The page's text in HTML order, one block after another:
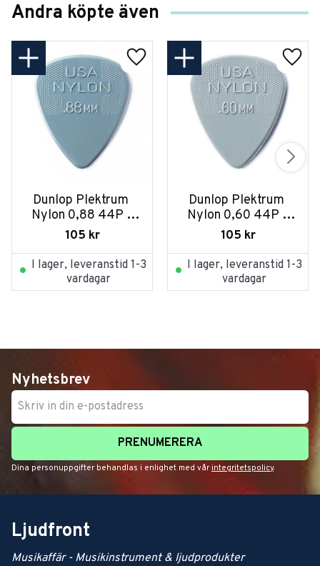
Andra köpte även
Dunlop Plektrum
Nylon 0,88 44P -
12/PLYPK
105 kr
I lager, leveranstid 1-3
vardagar
Dunlop Plektrum
Nylon 0,60 44P -
12/PLYPK
105 kr
I lager, leveranstid 1-3
vardagar
Nyhetsbrev
PRENUMERERA
Dina personuppgifter behandlas i enlighet med vår integritetspolicy.
Ljudfront
Musikaffär - Musikinstrument & ljudprodukter